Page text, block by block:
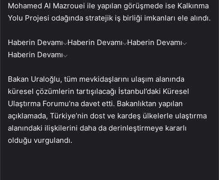
Mohamed Al Mazrouei ile yapılan görüşmede ise Kalkınma
Yolu Projesi odağında stratejik iş birliği imkanları ele alındı.
Haberin Devamı Haberin Devamı Haberin Devamı
Haberin Devamı
Bakan Uraloğlu, tüm mevkidaşlarını ulaşım alanında
küresel çözümlerin tartışılacağı İstanbul’daki Küresel
Ulaştırma Forumu’na davet etti. Bakanlıktan yapılan
açıklamada, Türkiye’nin dost ve kardeş ülkelerle ulaştırma
alanındaki ilişkilerini daha da derinleştirmeye kararlı
olduğu vurgulandı.